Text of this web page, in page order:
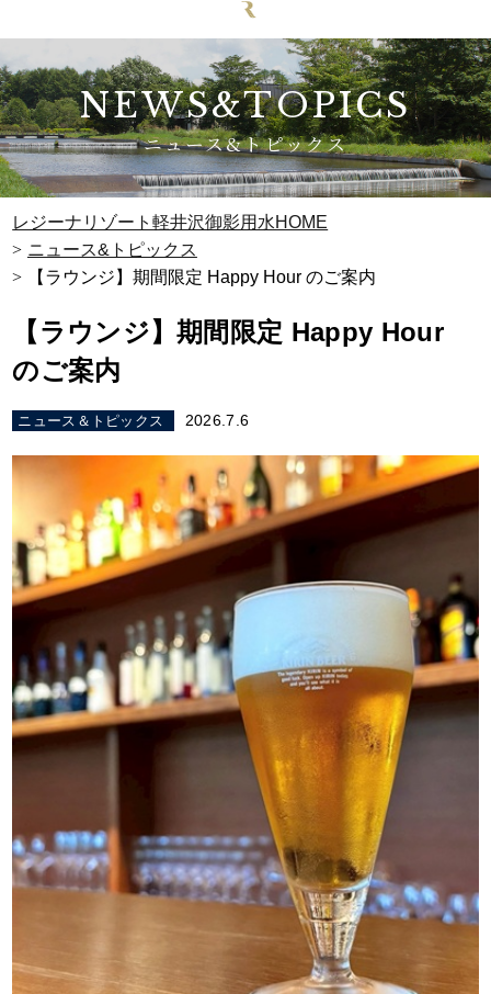
NEWS&TOPICS
ニュース&トピックス
レジーナリゾート軽井沢御影用水HOME
ニュース&トピックス
【ラウンジ】期間限定 Happy Hour のご案内
【ラウンジ】期間限定 Happy Hour
のご案内
ニュース＆トピックス 2026.7.6